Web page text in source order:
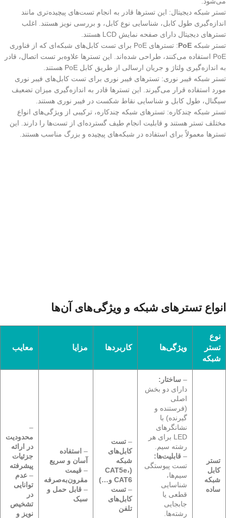
تستر شبکه دیجیتال: این تسترها قادر به انجام تست‌های پیچیده‌تری مانند
اندازه‌گیری طول کابل، شناسایی نوع کابل، و بررسی نویز هستند. اغلب
تسترهای دیجیتال دارای صفحه نمایش LCD هستند.
تستر شبکه PoE
: تسترهای PoE برای تست کابل‌های شبکه‌ای که از فناوری
PoE استفاده می‌کنند، طراحی شده‌اند. این تسترها علاوه‌بر تست اتصال، قادر
به اندازه‌گیری ولتاژ و جریان ارسالی از طریق کابل PoE هستند.
تستر شبکه فیبر نوری: تسترهای فیبر نوری برای تست کابل‌های فیبر نوری
مورد استفاده قرار می‌گیرند. این تسترها قادر به اندازه‌گیری میزان تضعیف
سیگنال، طول کابل و شناسایی نقاط شکست در فیبر نوری هستند.
تستر شبکه چندکاره: تسترهای شبکه چندکاره، ترکیبی از ویژگی‌های انواع
مختلف تستر هستند و قابلیت انجام طیف گسترده‌ای از تست‌ها را دارند. این
تسترها معمولاً برای استفاده در شبکه‌های پیچیده و بزرگ مناسب هستند.
انواع تسترهای شبکه و ویژگی‌های آن‌ها
نوع
تستر
شبکه
ویژگی‌ها کاربردها مزایا معایب
تستر
کابل
شبکه
ساده
– ساختار:
دارای دو بخش
اصلی
(فرستنده و
گیرنده) با
نشانگرهای
LED برای هر
رشته سیم.
– قابلیت‌ها:
تست پیوستگی
سیم‌ها،
شناسایی
قطعی یا
جابجایی
رشته‌ها.
– تست
کابل‌های
شبکه
(CAT5e،
CAT6 و…)
– تست
کابل‌های
تلفن
– استفاده
آسان و سریع
– قیمت
مقرون‌به‌صرفه
– قابل حمل و
سبک
–
محدودیت
در ارائه
جزئیات
پیشرفته
– عدم
توانایی
در
تشخیص
نویز و